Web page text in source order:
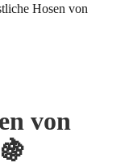
Hosen von
von